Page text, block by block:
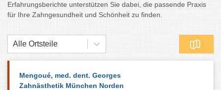
Erfahrungsberichte unterstützen Sie dabei, die passende Praxis
für Ihre Zahngesundheit und Schönheit zu finden.
Alle Ortsteile
Mengoué, med. dent. Georges
Zahnästhetik München Norden